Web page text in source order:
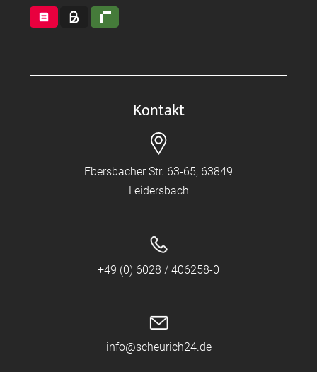
Kontakt
Ebersbacher Str. 63-65, 63849
Leidersbach
+49 (0) 6028 / 406258-0
info@scheurich24.de